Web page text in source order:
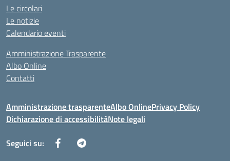
Le circolari
Le notizie
Calendario eventi
Amministrazione Trasparente
Albo Online
Contatti
Amministrazione trasparenteAlbo OnlinePrivacy Policy
Dichiarazione di accessibilitàNote legali
Seguici su: